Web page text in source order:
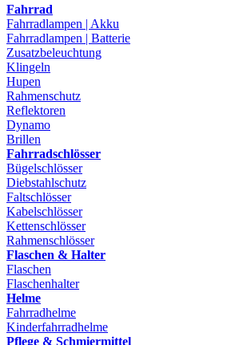
Fahrrad
Fahrradlampen | Akku
Fahrradlampen | Batterie
Zusatzbeleuchtung
Klingeln
Hupen
Rahmenschutz
Reflektoren
Dynamo
Brillen
Fahrradschlösser
Bügelschlösser
Diebstahlschutz
Faltschlösser
Kabelschlösser
Kettenschlösser
Rahmenschlösser
Flaschen & Halter
Flaschen
Flaschenhalter
Helme
Fahrradhelme
Kinderfahrradhelme
Pflege & Schmiermittel